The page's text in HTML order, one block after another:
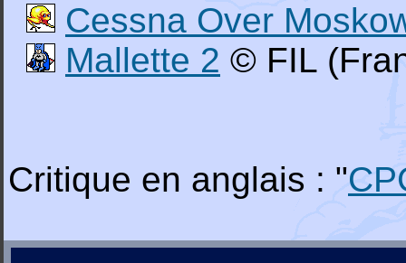
Cessna Over
Mallette 2 © FIL
Critique en anglais : "